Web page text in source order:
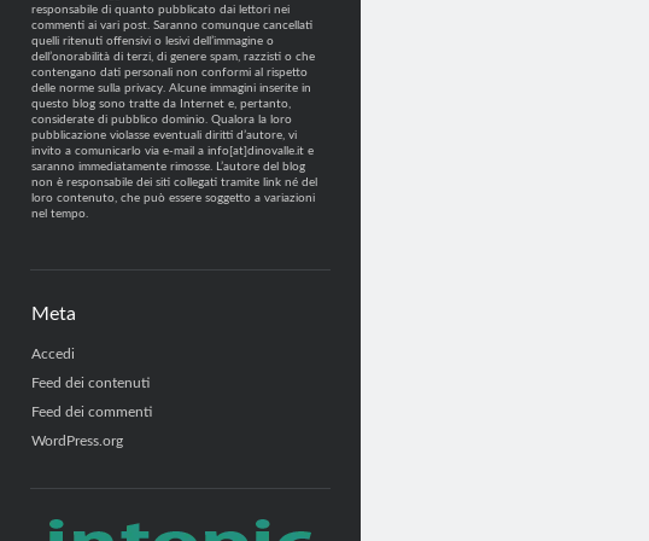
responsabile di quanto pubblicato dai lettori nei
commenti ai vari post. Saranno comunque cancellati
quelli ritenuti offensivi o lesivi dell’immagine o
dell’onorabilità di terzi, di genere spam, razzisti o che
contengano dati personali non conformi al rispetto
delle norme sulla privacy. Alcune immagini inserite in
questo blog sono tratte da Internet e, pertanto,
considerate di pubblico dominio. Qualora la loro
pubblicazione violasse eventuali diritti d’autore, vi
invito a comunicarlo via e-mail a info[at]dinovalle.it e
saranno immediatamente rimosse. L’autore del blog
non è responsabile dei siti collegati tramite link né del
loro contenuto, che può essere soggetto a variazioni
nel tempo.
Meta
Accedi
Feed dei contenuti
Feed dei commenti
WordPress.org